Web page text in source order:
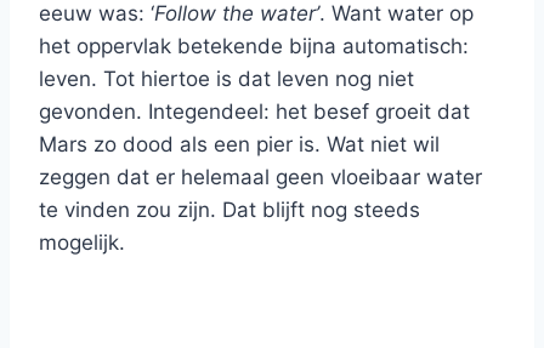
eeuw was: ‘Follow the water’. Want water op
het oppervlak betekende bijna automatisch:
leven. Tot hiertoe is dat leven nog niet
gevonden. Integendeel: het besef groeit dat
Mars zo dood als een pier is. Wat niet wil
zeggen dat er helemaal geen vloeibaar water
te vinden zou zijn. Dat blijft nog steeds
mogelijk.